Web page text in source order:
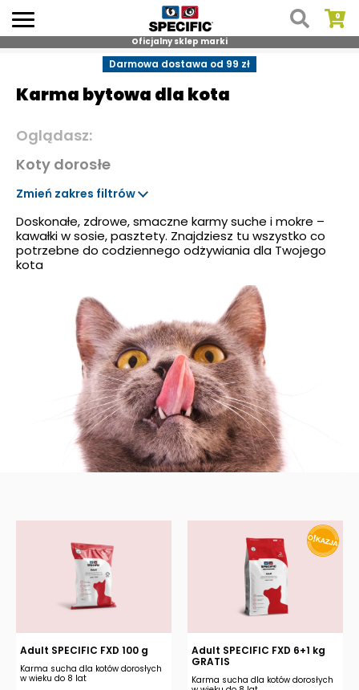
content
Oficjalny sklep marki
Darmowa dostawa od 99 zł
Karma bytowa dla kota
Oglądasz:
Koty dorosłe
Zmień zakres filtrów
Doskonałe, zdrowe, smaczne karmy suche i mokre –
kawałki w sosie, pasztety. Znajdziesz tu wszystko co
potrzebne do codziennego odżywiania dla Twojego
kota
Adult SPECIFIC FXD 100 g
Karma sucha dla kotów dorosłych
w wieku do 8 lat
Adult SPECIFIC FXD 6+1 kg
GRATIS
Karma sucha dla kotów dorosłych